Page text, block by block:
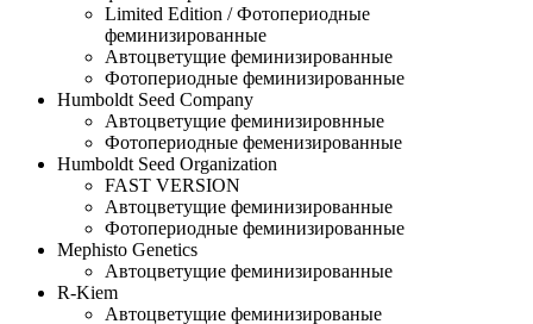
Limited Edition / Фотопериодные
феминизированные
Автоцветущие феминизированные
Фотопериодные феминизированные
Humboldt Seed Company
Автоцветущие феминизировнные
Фотопериодные феменизированные
Humboldt Seed Organization
FAST VERSION
Автоцветущие феминизированные
Фотопериодные феминизированные
Mephisto Genetics
Автоцветущие феминизированные
R-Kiem
Автоцветущие феминизированые